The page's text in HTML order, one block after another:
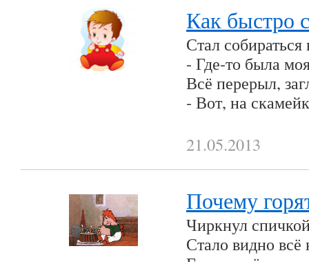
Как быстро
Стал
- Где-то была
Всё перерыл,
- Вот, на
21.05.2013
Почему
Чиркнул
Стало видно всё